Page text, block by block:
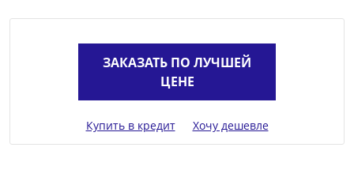
ЗАКАЗАТЬ ПО ЛУЧШЕЙ
ЦЕНЕ
Купить в кредит Хочу дешевле